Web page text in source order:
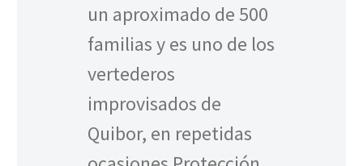
un aproximado de 500
familias y es uno de los
vertederos
improvisados de
Quibor, en repetidas